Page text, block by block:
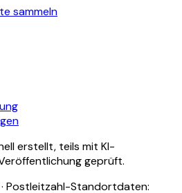
sammeln
erstellt, teils mit KI-
geprüft.
Postleitzahl-Standortdaten: